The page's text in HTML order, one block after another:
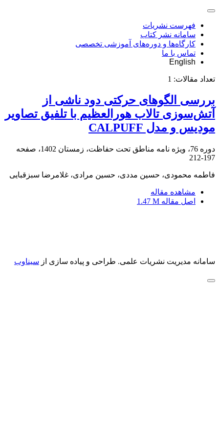
فهرست نشریات
سامانه نشر کتاب
کارگاه‌ها و دوره‌های آموزشی تخصصی
تماس با ما
English
تعداد مقالات: 1
بررسی الگوهای حرکتی دود ناشی از
آتش‌سوزی تالاب هورالعظیم با تلفیق تصاویر
مودیس و مدل CALPUFF
دوره 76، ویژه نامه مناطق تحت حفاظت، زمستان 1402، صفحه
197-212
فاطمه محمودی، حسین مددی، حسین مرادی، غلامرضا سبزقبایی
مشاهده مقاله
اصل مقاله 1.47 M
سامانه مدیریت نشریات علمی. طراحی و پیاده سازی از سیناوب